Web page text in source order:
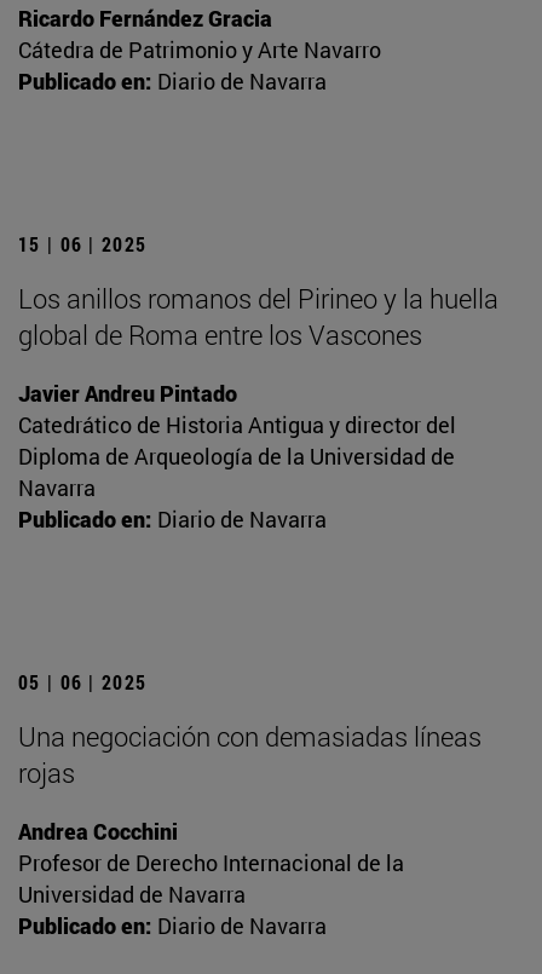
Ricardo Fernández Gracia
Cátedra de Patrimonio y Arte Navarro
Publicado en: Diario de Navarra
15 | 06 | 2025
Los anillos romanos del Pirineo y la huella
global de Roma entre los Vascones
Javier Andreu Pintado
Catedrático de Historia Antigua y director del
Diploma de Arqueología de la Universidad de
Navarra
Publicado en: Diario de Navarra
05 | 06 | 2025
Una negociación con demasiadas líneas
rojas
Andrea Cocchini
Profesor de Derecho Internacional de la
Universidad de Navarra
Publicado en: Diario de Navarra